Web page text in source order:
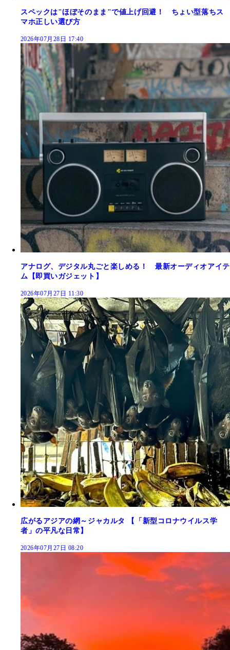
スペックは"ほぼそのまま"で値上げ回避！ ちょい型落ちス
マホ正しい選び方
2026年07月28日 17:40
アナログ、デジタル丸ごと楽しめる！ 最新オーディオアイテ
ム【即買いガジェット】
2026年07月27日 11:30
広がるアジアの網～ジャカルタ 【「新型コロナウイルス学
者」の平凡な日常】
2026年07月27日 08:20